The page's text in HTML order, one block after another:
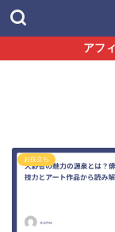
アフ
お役立ち